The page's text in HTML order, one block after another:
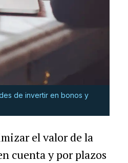
de invertir en bonos y
el valor de la
cuenta y por plazos